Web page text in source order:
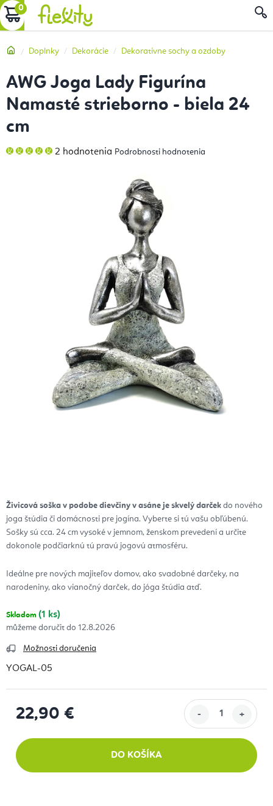
Prejsť
na
NÁKUPNÝ
DomovDoplnky Dekorácie Dekoratívne sochy a ozdoby
Živicová soška v podobe dievčiny v asáne je skvelý darček do nového
joga štúdia či domácnosti pre jogína. Vyberte si tú vašu obľúbenú.
Sošky sú cca. 24 cm vysoké v jemnom, ženskom prevedení a určite
dokonole podčiarknú tú pravú jogovú atmosféru.
Ideálne pre nových majiteľov domov, ako svadobné darčeky, na
narodeniny, ako vianočný darček, do jóga štúdia atď.
Skladom (1 ks)
12.8.2026
Možnosti doručenia
YOGAL-05
22,90 €
DO KOŠÍKA
AWG Joga Lady Figurína
Namasté strieborno - biela 24
cm
Priemerné
hodnotenie
2 hodnotenia Podrobnosti hodnotenia